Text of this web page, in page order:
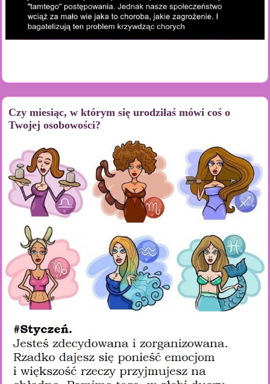
Czy miesiąc, w którym się urodziłaś mówi coś o
Twojej osobowości?